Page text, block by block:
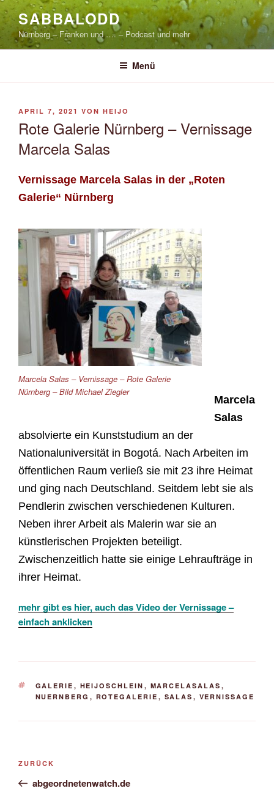
Zum
Inhalt
springen
SABBALODD
Nürnberg – Franken und …. – Podcast und mehr
Menü
VERÖFFENTLICHT
APRIL 7, 2021 VON HEIJO
Rote Galerie Nürnberg – Vernissage
Marcela Salas
Vernissage Marcela Salas in der „Roten
Galerie“ Nürnberg
Marcela Salas – Vernissage – Rote Galerie
Nürnberg – Bild Michael Ziegler
Marcela
Salas
absolvierte ein Kunststudium an der
Nationaluniversität in Bogotá. Nach Arbeiten im
öffentlichen Raum verließ sie mit 23 ihre Heimat
und ging nach Deutschland. Seitdem lebt sie als
Pendlerin zwischen verschiedenen Kulturen.
Neben ihrer Arbeit als Malerin war sie an
künstlerischen Projekten beteiligt.
Zwischenzeitlich hatte sie einige Lehraufträge in
ihrer Heimat.
mehr gibt es hier, auch das Video der Vernissage –
einfach anklicken
SCHLAGWÖRTER
GALERIE , HEIJOSCHLEIN , MARCELASALAS ,
NUERNBERG , ROTEGALERIE , SALAS , VERNISSAGE
Beitragsnavigation
Vorheriger
Beitrag
ZURÜCK
abgeordnetenwatch.de